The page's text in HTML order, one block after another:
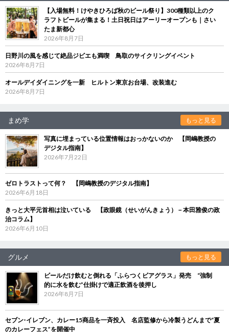
【入場無料！けやきひろば秋のビール祭り】300種類以上のク
ラフトビールが集まる！土日祝日はアーリーオープンも｜さい
たま新都心
2026年8月7日
日野川の風を感じて絶品ジビエも満喫 鳥取のサイクリングイベント
2026年8月7日
オールデイダイニングを一新 ヒルトン東京お台場、改装進む
2026年8月7日
まめ学 もっと見る
写真に埋まっている位置情報はおっかないのか 【岡嶋教授の
デジタル指南】
2026年7月22日
ゼロトラストって何？ 【岡嶋教授のデジタル指南】
2026年6月18日
きっと大平元首相は泣いている 【政眼鏡（せいがんきょう）－本田雅俊の政
治コラム】
2026年6月10日
グルメ もっと見る
ビールだけ飲むと倒れる「ふらつくビアグラス」発売 “強制
的に水を飲む”仕掛けで適正飲酒を後押し
2026年8月7日
セブン‐イレブン、カレー15商品を一斉投入 名店監修から冷製うどんまで“夏
のカレーフェス”を開催中